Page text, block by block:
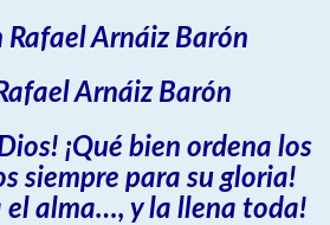
Rafael Arnáiz Barón
Arnáiz Barón
¡Qué bien ordena los
siempre para su gloria!
el alma…, y la llena toda!